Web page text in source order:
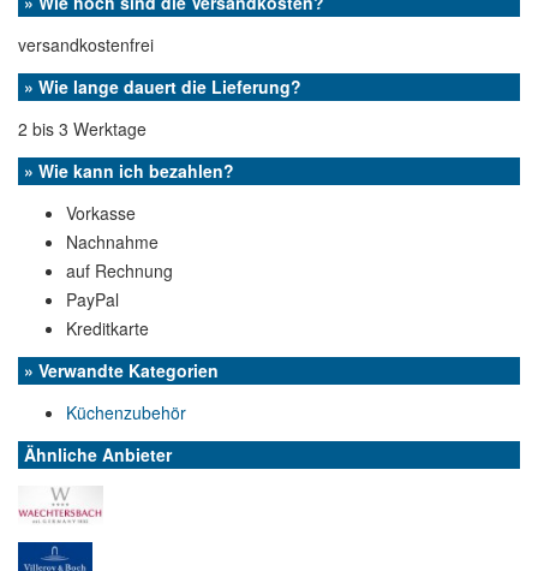
versandkostenfrei
» Wie lange dauert die Lieferung?
2 bis 3 Werktage
» Wie kann ich bezahlen?
Vorkasse
Nachnahme
auf Rechnung
PayPal
Kreditkarte
» Verwandte Kategorien
Küchenzubehör
Ähnliche Anbieter